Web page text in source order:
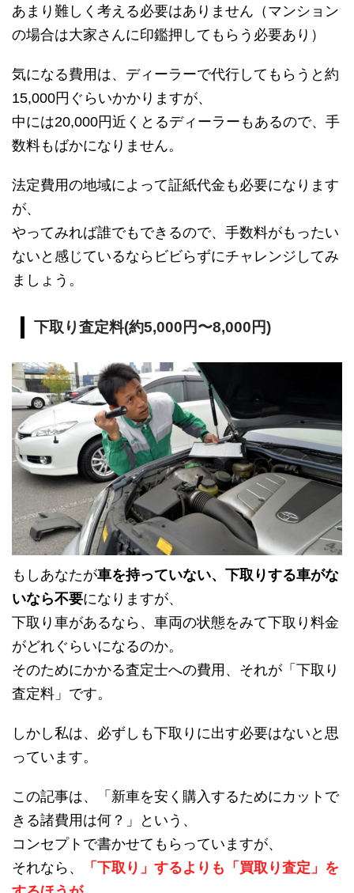
あまり難しく考える必要はありません（マンション
の場合は大家さんに印鑑押してもらう必要あり）
気になる費用は、ディーラーで代行してもらうと約
15,000円ぐらいかかりますが、
中には20,000円近くとるディーラーもあるので、手
数料もばかになりません。
法定費用の地域によって証紙代金も必要になります
が、
やってみれば誰でもできるので、手数料がもったい
ないと感じているならビビらずにチャレンジしてみ
ましょう。
下取り査定料(約5,000円〜8,000円)
もしあなたが車を持っていない、下取りする車がな
いなら不要になりますが、
下取り車があるなら、車両の状態をみて下取り料金
がどれぐらいになるのか。
そのためにかかる査定士への費用、それが「下取り
査定料」です。
しかし私は、必ずしも下取りに出す必要はないと思
っています。
この記事は、「新車を安く購入するためにカットで
きる諸費用は何？」という、
コンセプトで書かせてもらっていますが、
それなら、
「下取り」するよりも「買取り査定」を